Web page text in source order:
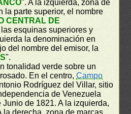
". A la izquierda, zona de
la parte superior, el nombre
CENTRAL DE
esquinas superiores y
la denominación en
del nombre del emisor, la
".
tonalidad verde sobre un
En el centro,Campo
Rodríguez del Villar, sitio
de Venezuela
de 1821. A la izquierda,